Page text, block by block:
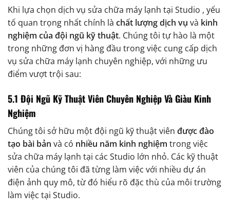
Khi lựa chọn dịch vụ sửa chữa máy lạnh tại Studio , yếu
tố quan trọng nhất chính là chất lượng dịch vụ và kinh
nghiệm của đội ngũ kỹ thuật. Chúng tôi tự hào là một
trong những đơn vị hàng đầu trong việc cung cấp dịch
vụ sửa chữa máy lạnh chuyên nghiệp, với những ưu
điểm vượt trội sau:
5.1 Đội Ngũ Kỹ Thuật Viên Chuyên Nghiệp Và Giàu Kinh
Nghiệm
Chúng tôi sở hữu một đội ngũ kỹ thuật viên được đào
tạo bài bản và có nhiều năm kinh nghiệm trong việc
sửa chữa máy lạnh tại các Studio lớn nhỏ. Các kỹ thuật
viên của chúng tôi đã từng làm việc với nhiều dự án
điện ảnh quy mô, từ đó hiểu rõ đặc thù của môi trường
làm việc tại Studio.